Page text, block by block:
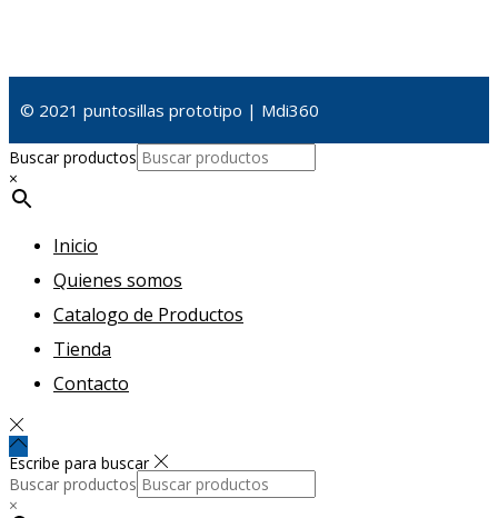
© 2021 puntosillas prototipo | Mdi360
Buscar productos
×
Inicio
Quienes somos
Catalogo de Productos
Tienda
Contacto
Escribe para buscar
Buscar productos
×